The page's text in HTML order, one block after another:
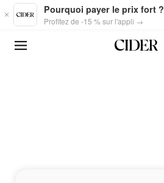
Skip to main content
Pourquoi payer le prix fort ?
Profitez de -15 % sur l'appli →